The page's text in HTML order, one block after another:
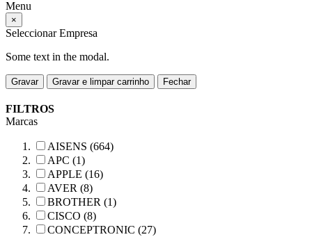
Menu
×
Seleccionar Empresa
Some text in the modal.
Gravar Gravar e limpar carrinho Fechar
FILTROS
Marcas
AISENS (664)
APC (1)
APPLE (16)
AVER (8)
BROTHER (1)
CISCO (8)
CONCEPTRONIC (27)